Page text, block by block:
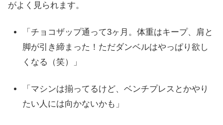
がよく見られます。
「チョコザップ通って3ヶ月。体重はキープ、肩と
脚が引き締まった！ただダンベルはやっぱり欲し
くなる（笑）」
「マシンは揃ってるけど、ベンチプレスとかやり
たい人には向かないかも」